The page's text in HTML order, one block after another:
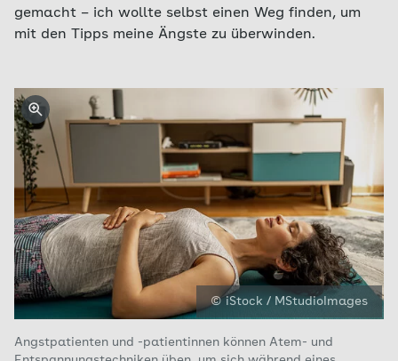
gemacht – ich wollte selbst einen Weg finden, um
mit den Tipps meine Ängste zu überwinden.
© iStock / MStudioImages
Angstpatienten und -patientinnen können Atem- und